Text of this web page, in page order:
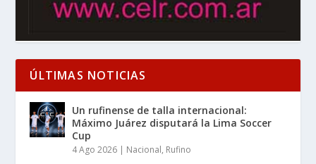
ÚLTIMAS NOTICIAS
Un rufinense de talla internacional:
Máximo Juárez disputará la Lima Soccer
Cup
4 Ago 2026 | Nacional, Rufino